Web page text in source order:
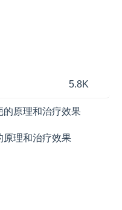
5.8K
原理和治疗效果